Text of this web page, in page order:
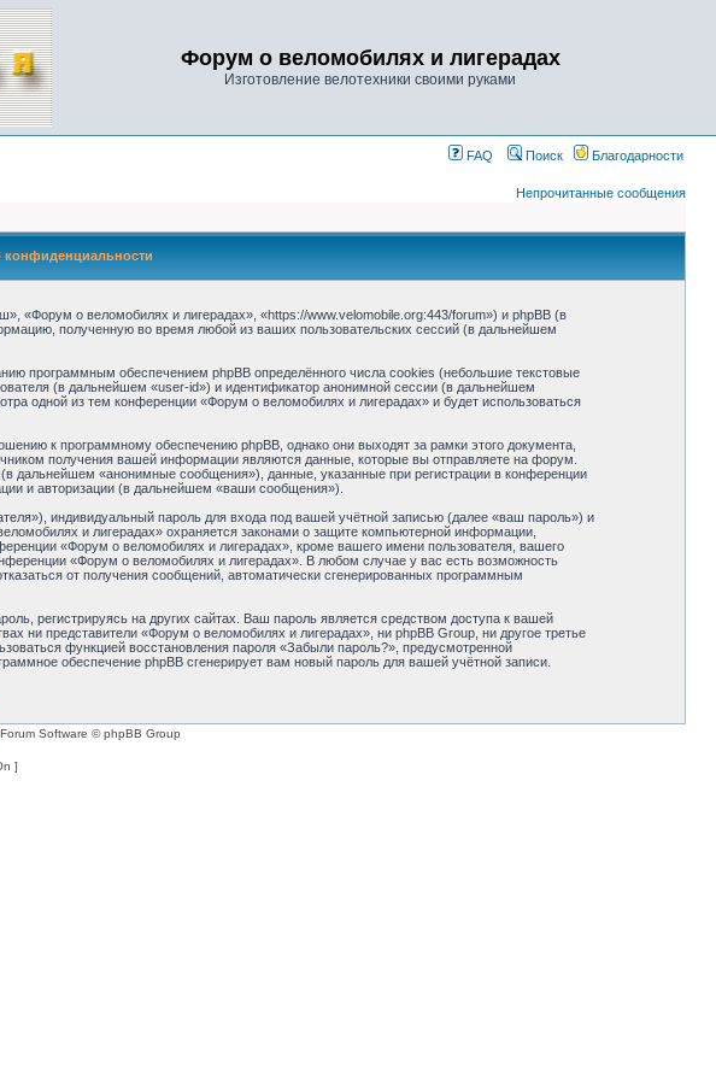
Форум о веломобилях и лигерадах
Изготовление велотехники своими руками
FAQ Поиск Благодарности
Непрочитанные сообщения
конфиденциальности
«Форум о веломобилях и лигерадах», «https://www.velomobile.org:443/forum») и phpBB (в
полученную во время любой из ваших пользовательских сессий (в дальнейшем
программным обеспечением phpBB определённого числа cookies (небольшие текстовые
(в дальнейшем «user-id») и идентификатор анонимной сессии (в дальнейшем
одной из тем конференции «Форум о веломобилях и лигерадах» и будет использоваться
к программному обеспечению phpBB, однако они выходят за рамки этого документа,
получения вашей информации являются данные, которые вы отправляете на форум.
«анонимные сообщения»), данные, указанные при регистрации в конференции
и авторизации (в дальнейшем «ваши сообщения»).
индивидуальный пароль для входа под вашей учётной записью (далее «ваш пароль») и
и лигерадах» охраняется законами о защите компьютерной информации,
«Форум о веломобилях и лигерадах», кроме вашего имени пользователя, вашего
«Форум о веломобилях и лигерадах». В любом случае у вас есть возможность
от получения сообщений, автоматически сгенерированных программным
регистрируясь на других сайтах. Ваш пароль является средством доступа к вашей
ни представители «Форум о веломобилях и лигерадах», ни phpBB Group, ни другое третье
функцией восстановления пароля «Забыли пароль?», предусмотренной
обеспечение phpBB сгенерирует вам новый пароль для вашей учётной записи.
Software © phpBB Group
]